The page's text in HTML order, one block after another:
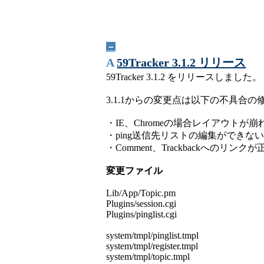
－
A 59Tracker 3.1.2 リリース
59Tracker 3.1.2 をリリースしました。
3.1.1からの変更点は以下の不具合の
・IE、Chromeの場合レイアウトが崩
・ping送信先リストの編集ができない
・Comment、Trackbackへのリンクが
変更ファイル
Lib/App/Topic.pm
Plugins/session.cgi
Plugins/pinglist.cgi
system/tmpl/pinglist.tmpl
system/tmpl/register.tmpl
system/tmpl/topic.tmpl